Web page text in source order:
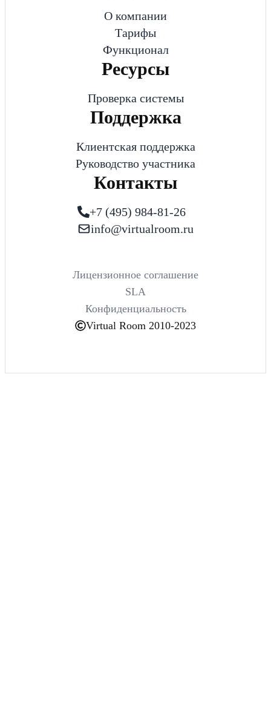
О компании
Тарифы
Функционал
Ресурсы
Проверка системы
Поддержка
Клиентская поддержка
Руководство участника
Контакты
+7 (495) 984-81-26
info@virtualroom.ru
Virtual Room 2010-2023
Лицензионное соглашение
SLA
Конфиденциальность